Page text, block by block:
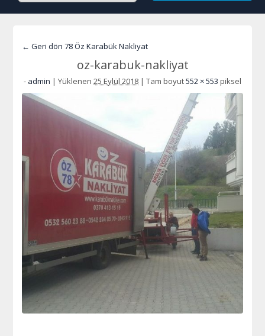
← Geri dön 78 Öz Karabük Nakliyat
oz-karabuk-nakliyat
- admin | Yüklenen 25 Eylül 2018 | Tam boyut552 × 553 piksel